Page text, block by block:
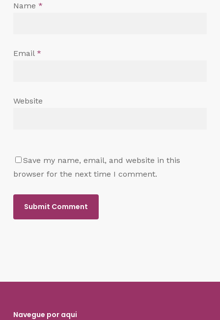
Name *
Email *
Website
Save my name, email, and website in this
browser for the next time I comment.
Navegue por aqui